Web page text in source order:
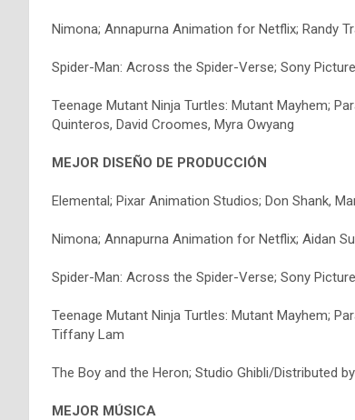
Nimona; Annapurna Animation for Netflix; Randy
Spider-Man: Across the Spider-Verse; Sony
Teenage Mutant Ninja Turtles: Mutant Mayhem;
Quinteros, David Croomes, Myra Owyang
MEJOR DISEÑO DE PRODUCCIÓN
Elemental; Pixar Animation Studios; Don Shank,
Nimona; Annapurna Animation for Netflix; Aidan
Spider-Man: Across the Spider-Verse; Sony
Teenage Mutant Ninja Turtles: Mutant Mayhem;
Tiffany Lam
The Boy and the Heron; Studio Ghibli/Distributed
MEJOR MÚSICA